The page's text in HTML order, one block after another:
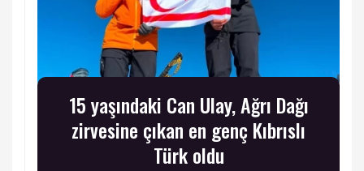
15 yaşındaki Can Ulay, Ağrı Dağı
zirvesine çıkan en genç Kıbrıslı
Türk oldu